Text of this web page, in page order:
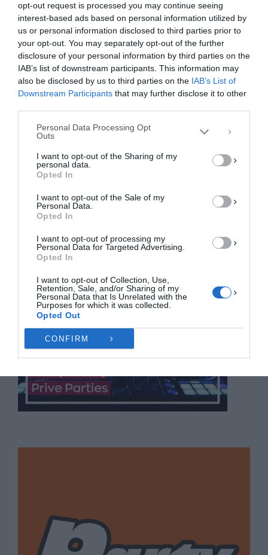
opt-out request is processed you may continue seeing
interest-based ads based on personal information utilized by
us or personal information disclosed to third parties prior to
your opt-out. You may separately opt-out of the further
disclosure of your personal information by third parties on the
IAB’s list of downstream participants. This information may
also be disclosed by us to third parties on the IAB’s List of
Downstream Participants that may further disclose it to other
Personal Data Processing Opt
Outs
I want to opt-out of the Sharing of my
personal data.
Opted In
I want to opt-out of the Sale of my
Personal Data.
Opted In
I want to opt-out of processing my
Personal Data for Targeted Advertising.
Opted In
I want to opt-out of Collection, Use,
Retention, Sale, and/or Sharing of my
Personal Data that Is Unrelated with the
Purposes for which it was collected.
Opted Out
CONFIRM
Διαχείριση Συγκατάθεσης
Για να παρέχουμε την καλύτερη εμπειρία, χρησιμοποιούμε τεχνολογίες όπως
cookies για την αποθήκευση ή/και την πρόσβαση σε πληροφορίες συσκευών.
Η συγκατάθεση για τις εν λόγω τεχνολογίες θα μας επιτρέψει να
επεξεργαστούμε δεδομένα προσωπικού χαρακτήρα, όπως συμπεριφορά
συγκατάθεση ή η ανάκληση της συγκατάθεσης, μπορεί να επηρεάσει
αρνητικά ορισμένες λειτουργίες και δυνατότητες.
ΠΡΟΒΟΛΉ ΠΡΟΤΙΜΉΣΕΩΝ
Πολιτική Cookies
NEXT ARTICLE
Η ΠΕΡΙΦΈΡΕΙΑ ΘΕΣΣΑΛΊΑΣ ΣΤΗ ΔΙΕΘΝΉ ΤΟΥΡΙΣΤΙΚΉ ΈΚΘΕΣΗ
MEDITERRANEAN PANORAMA 2017 ΣΤΗ ΣΤΟΚΧΌΛΜΗ
ΚΆΝΕΤΕ LIKE ΣΤΗ ΣΕΛΊΔΑ ΜΑΣ